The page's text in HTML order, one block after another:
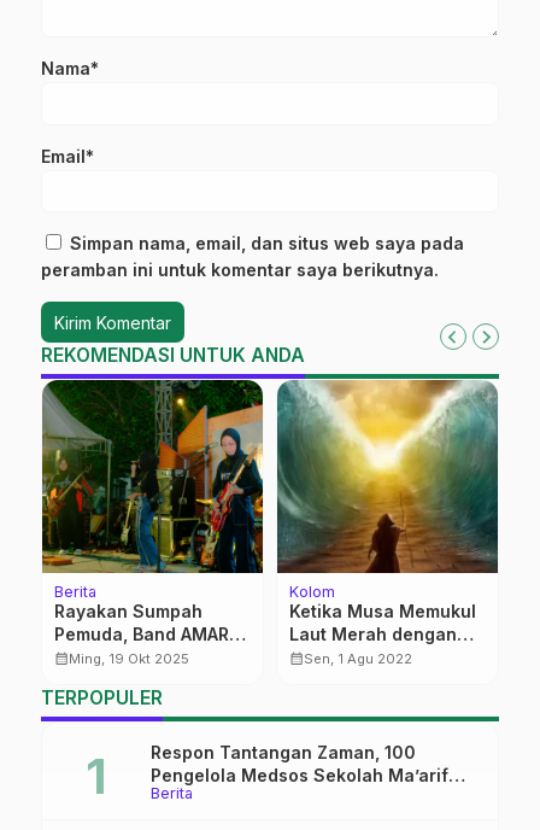
Nama*
Email*
Simpan nama, email, dan situs web saya pada
peramban ini untuk komentar saya berikutnya.
REKOMENDASI UNTUK ANDA
Berita
Rayakan Sumpah
Pemuda, Band AMARO
dan SMK Manba’ul
“Youth Movement”
calendar_monthMing, 19 Okt 2025
Kolom
Ketika Musa Memukul
Laut Merah dengan
Tongkat
calendar_monthSen, 1 Agu 2022
TERPOPULER
Berita
Respon Tantangan Zaman, 100
Pengelola Medsos Sekolah Ma’arif
Pekalongan Ikuti Pelatihan Literasi